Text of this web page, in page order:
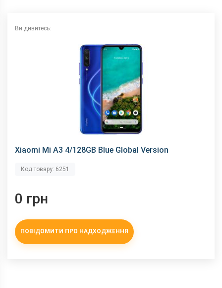
3.5 мм
Характеристики та комплектацію товару виробник може
змінити без повідомлення.
Ви дивитесь:
Xiaomi Mi A3 4/128GB Blue Global Version
Код товару: 6251
0 грн
ПОВІДОМИТИ ПРО НАДХОДЖЕННЯ